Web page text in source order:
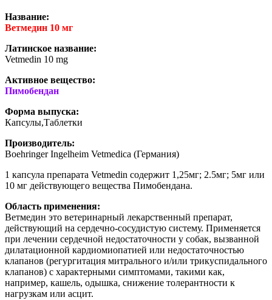
Название:
Ветмедин 10 мг
Латинское название:
Vetmedin 10 mg
Активное вещество:
Пимобендан
Форма выпуска:
Капсулы,Таблетки
Производитель:
Boehringer Ingelheim Vetmedica (Германия)
1 капсула препарата Vetmedin содержит 1,25мг; 2.5мг; 5мг или
10 мг действующего веществa Пимобендана.
Область применения:
Ветмедин это ветеринарный лекарственный препарат,
действующий на сердечно-сосудистую систему. Применяется
при лечении сердечной недостаточности у собак, вызванной
дилатационной кардиомиопатией или недостаточностью
клапанов (регургитация митрального и/или трикуспидального
клапанов) с характерными симптомами, такими как,
например, кашель, одышка, снижение толерантности к
нагрузкам или асцит.